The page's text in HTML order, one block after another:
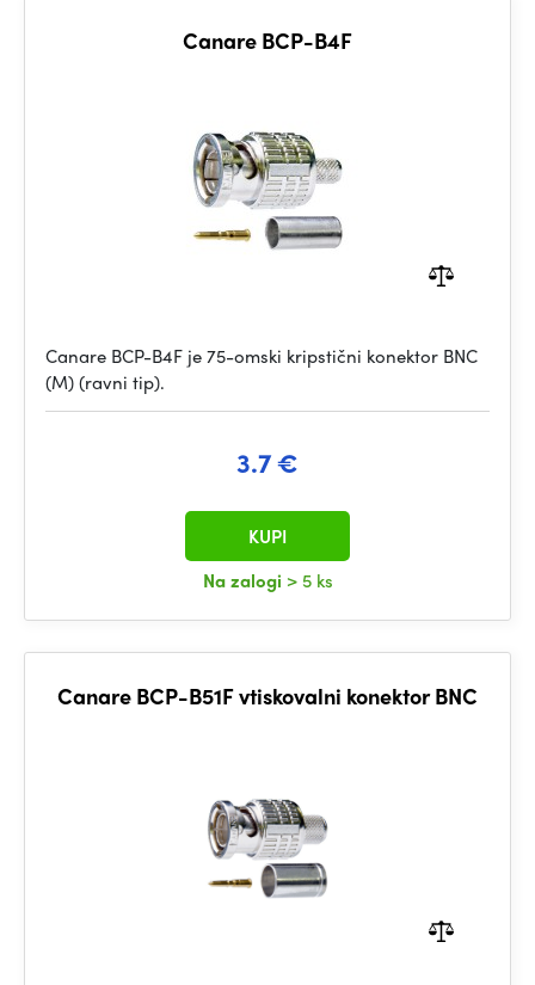
Canare BCP-B4F
Canare BCP-B4F je 75-omski kripstični konektor BNC
(M) (ravni tip).
3.7 €
Na zalogi > 5 ks
KUPI
Canare BCP-B51F vtiskovalni konektor BNC